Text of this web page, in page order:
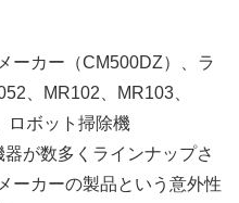
ーカー（CM500DZ）、ラ
、MR102、MR103、
ロボット掃除機
が数多くラインナップさ
ーカーの製品という意外性